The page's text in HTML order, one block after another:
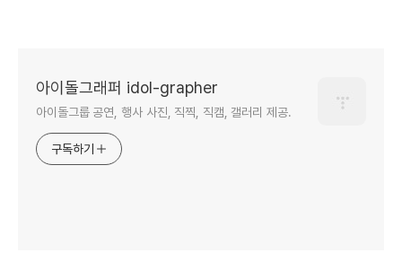
아이돌그래퍼 idol-grapher
아이돌그룹 공연, 행사 사진, 직찍, 직캠, 갤러리 제공.
구독하기